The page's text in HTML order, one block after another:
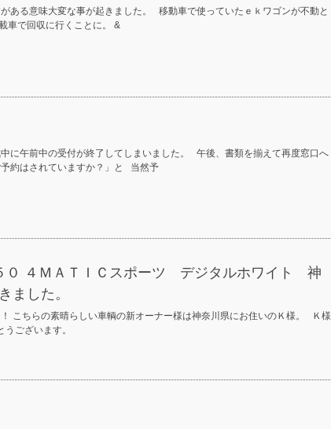
ある意味大変な事が起きました。 移動車で使っていたｅｋワゴンが不動と
で回収に行くことに。 &
に午前中の受付が終了してしまいました。 午後、書類を揃えて再度窓口へ
約はされていますか？」と 当然予
０ ４ＭＡＴＩＣスポーツ デジタルホワイト 神
ました。
こちらの素晴らしい車輌の新オーナー様は神奈川県にお住いのＫ様。 Ｋ様
うございます。